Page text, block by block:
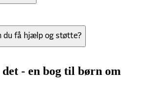
du få hjælp og støtte?
- en bog til børn om